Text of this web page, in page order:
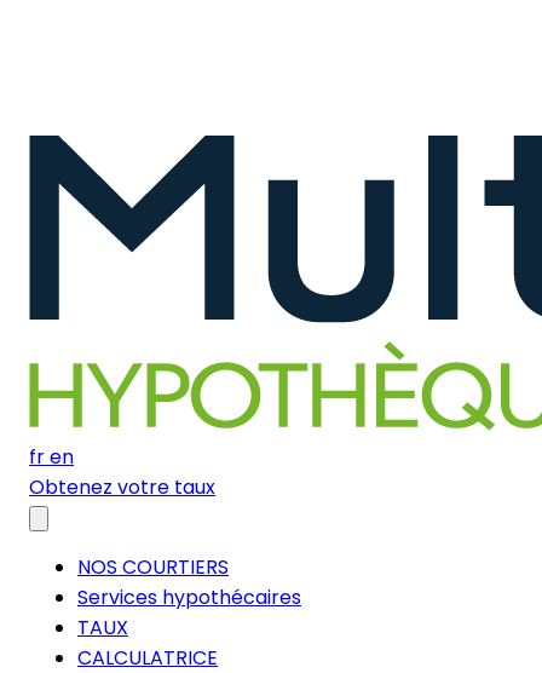
fren
Obtenez votre taux
NOS COURTIERS
Services hypothécaires
TAUX
CALCULATRICE